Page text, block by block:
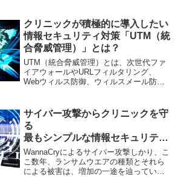
情報を扱うため、個人情報の扱いが重視
されます。
クリニックが積極的に導入したい
情報セキュリティ対策「UTM（統
合脅威管理）」とは？
UTM（統合脅威管理）とは、次世代ファ
イアウォールやURLフィルタリング、
Webウィルス防御、ウィルスメール防御
されているインターネットセキュリティ
ツールです。UTMを導入することのメリ
ットは、自院内の端末の感染リスクが下
がることだけではありません。本稿で
は、UTM導入の主なメリットを整理しま
した。
サイバー攻撃からクリニックを守
る
最もシンプルな情報セキュリティ
対策 6つのポイント
WannaCryによるサイバー攻撃しかり、こ
こ数年、ランサムウエアの種類とそれら
による被害は、増加の一途を辿っていま